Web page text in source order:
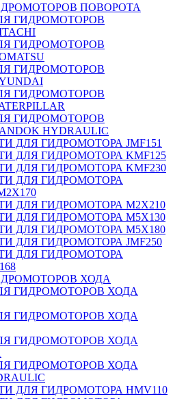
ПОВОРОТА
ГИДРОМОТОРОВ
ГИДРОМОТОРОВ
ГИДРОМОТОРОВ
ГИДРОМОТОРОВ
ГИДРОМОТОРОВ
HYDRAULIC
ДЛЯ ГИДРОМОТОРА JMF151
ДЛЯ ГИДРОМОТОРА KMF125
ДЛЯ ГИДРОМОТОРА KMF230
ДЛЯ ГИДРОМОТОРА
ДЛЯ ГИДРОМОТОРА M2X210
ДЛЯ ГИДРОМОТОРА M5X130
ДЛЯ ГИДРОМОТОРА M5X180
ДЛЯ ГИДРОМОТОРА JMF250
ДЛЯ ГИДРОМОТОРА
ХОДА
ГИДРОМОТОРОВ ХОДА
ГИДРОМОТОРОВ ХОДА
ГИДРОМОТОРОВ ХОДА
ГИДРОМОТОРОВ ХОДА
ДЛЯ ГИДРОМОТОРА HMV110